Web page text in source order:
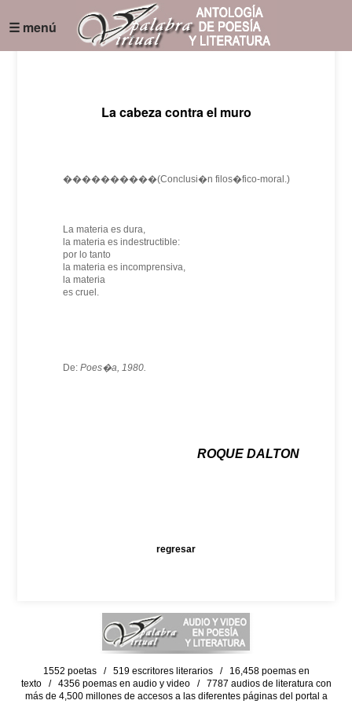
☰ menú
La cabeza contra el muro
����������(Conclusi�n filos�fico-moral.)
La materia es dura,
la materia es indestructible:
por lo tanto
la materia es incomprensiva,
la materia
es cruel.
De: Poes�a, 1980.
ROQUE DALTON
regresar
1552 poetas / 519 escritores literarios / 16,458 poemas en
texto / 4356 poemas en audio y video / 7787 audios de literatura con
más de 4,500 millones de accesos a las diferentes páginas del portal a